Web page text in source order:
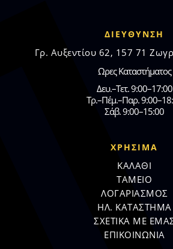
ΔΙΕΥΘΥΝΣΗ
Γρ. Αυξεντίου 62, 157 71
Ωρες Καταστήματος
Δευ.–Τετ. 9:00–17:00
Τρ.–Πέμ.–Παρ.
Σάβ. 9:00–15:00
ΧΡΗΣΙΜΑ
ΚΑΛΑΘΙ
ΤΑΜΕΙΟ
ΛΟΓΑΡΙΑΣΜΟΣ
ΗΛ. ΚΑΤΑΣΤΗΜΑ
ΣΧΕΤΙΚΑ ΜΕ
ΕΠΙΚΟΙΝΩΝΙΑ